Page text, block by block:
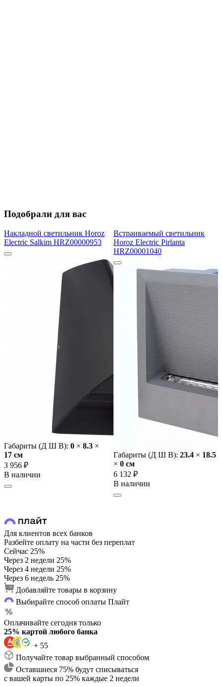
Подобрали для вас
Накладной светильник Horoz
Electric Salkim HRZ00000953
Габариты (Д Ш В): 0 × 8.3 ×
17 cм
3 956 ₽
В наличии
Встраиваемый светильник
Horoz Electric Pirlanta
HRZ00001040
Габариты (Д Ш В): 23.4 × 18.5
× 0 cм
6 132 ₽
В наличии
Для клиентов всех банков
Разбейте оплату на части без переплат
Сейчас 25%
Через 2 недели 25%
Через 4 недели 25%
Через 6 недель 25%
Добавляйте товары в корзину
Выбирайте способ оплаты Плайт
Оплачивайте сегодня только
25% картой любого банка
+ 55
Получайте товар выбранный способом
Оставшиеся 75% будут списываться
с вашей карты по 25% каждые 2 недели